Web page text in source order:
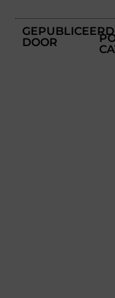
GEPUBLICEERD
DOOR